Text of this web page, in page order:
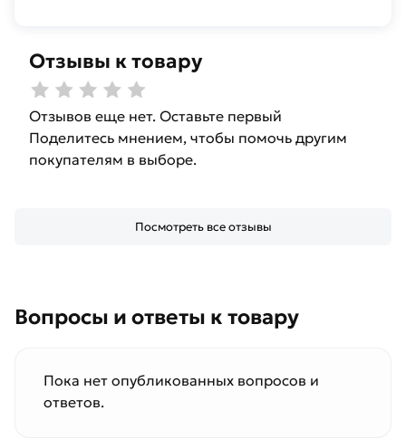
Отзывы к товару
Отзывов еще нет. Оставьте первый
Поделитесь мнением, чтобы помочь другим
покупателям в выборе.
Посмотреть все отзывы
Вопросы и ответы к товару
Пока нет опубликованных вопросов и
ответов.